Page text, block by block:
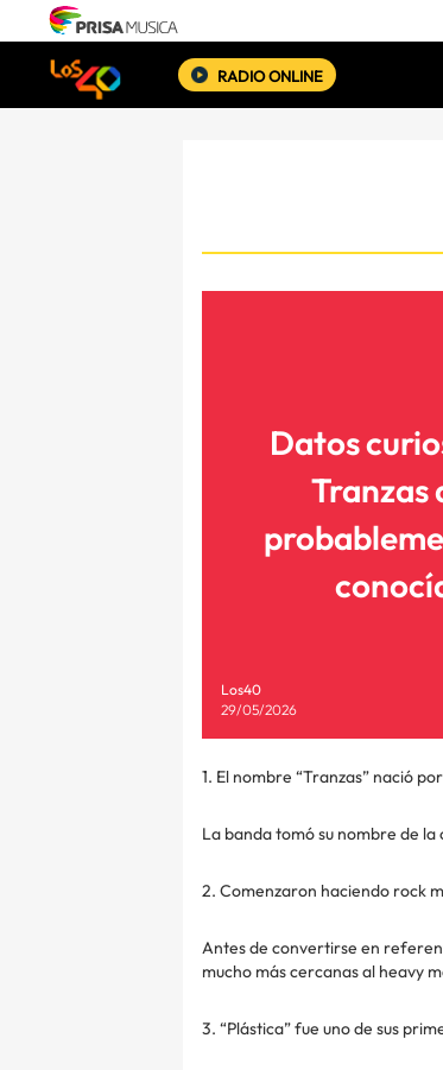
RADIO ONLINE
Datos
Tranzas
Los40
29/05/2026
1. El nombre “Tranzas” nació
La banda tomó su nombre de la
2. Comenzaron haciendo rock
Antes de convertirse en
mucho más cercanas al heavy
3. “Plástica” fue uno de sus